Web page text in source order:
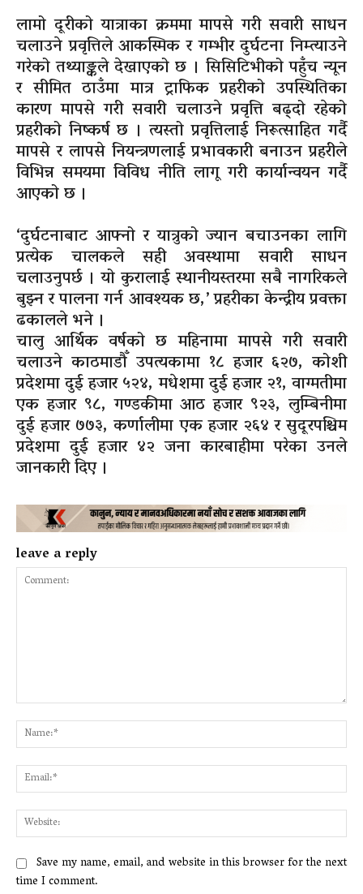
लामो दूरीको यात्राका क्रममा मापसे गरी सवारी साधन
चलाउने प्रवृत्तिले आकस्मिक र गम्भीर दुर्घटना निम्त्याउने
गरेको तथ्याङ्कले देखाएको छ । सिसिटिभीको पहुँच न्यून
र सीमित ठाउँमा मात्र ट्राफिक प्रहरीको उपस्थितिका
कारण मापसे गरी सवारी चलाउने प्रवृत्ति बढ्दो रहेको
प्रहरीको निष्कर्ष छ । त्यस्तो प्रवृत्तिलाई निरूत्साहित गर्दै
मापसे र लापसे नियन्त्रणलाई प्रभावकारी बनाउन प्रहरीले
विभिन्न समयमा विविध नीति लागू गरी कार्यान्वयन गर्दै
आएको छ ।
‘दुर्घटनाबाट आफ्नो र यात्रुको ज्यान बचाउनका लागि
प्रत्येक चालकले सही अवस्थामा सवारी साधन
चलाउनुपर्छ । यो कुरालाई स्थानीयस्तरमा सबै नागरिकले
बुझ्न र पालना गर्न आवश्यक छ,’ प्रहरीका केन्द्रीय प्रवक्ता
ढकालले भने ।
चालु आर्थिक वर्षको छ महिनामा मापसे गरी सवारी
चलाउने काठमाडौँ उपत्यकामा १८ हजार ६२७, कोशी
प्रदेशमा दुई हजार ५२४, मधेशमा दुई हजार २१, वाग्मतीमा
एक हजार ९८, गण्डकीमा आठ हजार ९२३, लुम्बिनीमा
दुई हजार ७७३, कर्णालीमा एक हजार २६४ र सुदूरपश्चिम
प्रदेशमा दुई हजार ४२ जना कारबाहीमा परेका उनले
जानकारी दिए ।
leave a reply
Save my name, email, and website in this browser for the next
time I comment.